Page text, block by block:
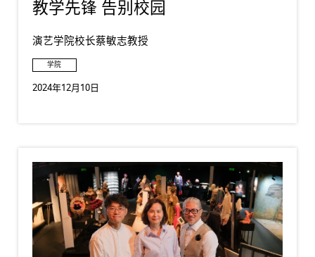
教学先锋 告别校园
演艺学院校长蔡敏志教授
学院
2024年12月10日